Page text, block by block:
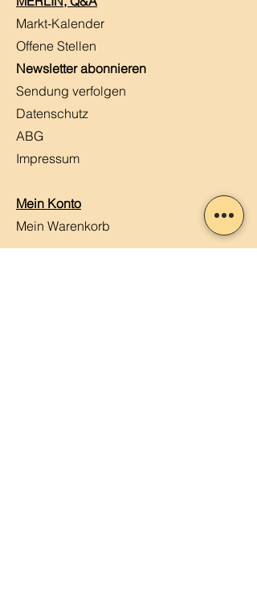
Markt-Kalender
Offene Stellen
Newsletter abonnieren
Sendung verfolgen
Datenschutz
ABG
Impressum
Mein Konto
Mein Warenkorb